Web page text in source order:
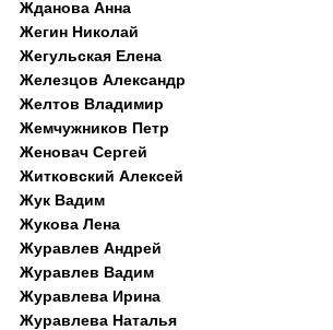
Жданова Анна
Жегин Николай
Жегульская Елена
Железцов Александр
Желтов Владимир
Жемчужников Петр
Женовач Сергей
Житковский Алексей
Жук Вадим
Жукова Лена
Журавлев Андрей
Журавлев Вадим
Журавлева Ирина
Журавлева Наталья